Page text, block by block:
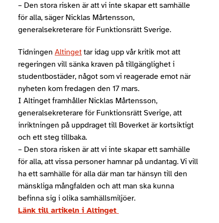
– Den stora risken är att vi inte skapar ett samhälle
för alla, säger Nicklas Mårtensson,
generalsekreterare för Funktionsrätt Sverige.
Tidningen Altinget tar idag upp vår kritik mot att
regeringen vill sänka kraven på tillgänglighet i
studentbostäder, något som vi reagerade emot när
nyheten kom fredagen den 17 mars.
I Altinget framhåller Nicklas Mårtensson,
generalsekreterare för Funktionsrätt Sverige, att
inriktningen på uppdraget till Boverket är kortsiktigt
och ett steg tillbaka.
– Den stora risken är att vi inte skapar ett samhälle
för alla, att vissa personer hamnar på undantag. Vi vill
ha ett samhälle för alla där man tar hänsyn till den
mänskliga mångfalden och att man ska kunna
befinna sig i olika samhällsmiljöer.
Länk till artikeln i Altinget